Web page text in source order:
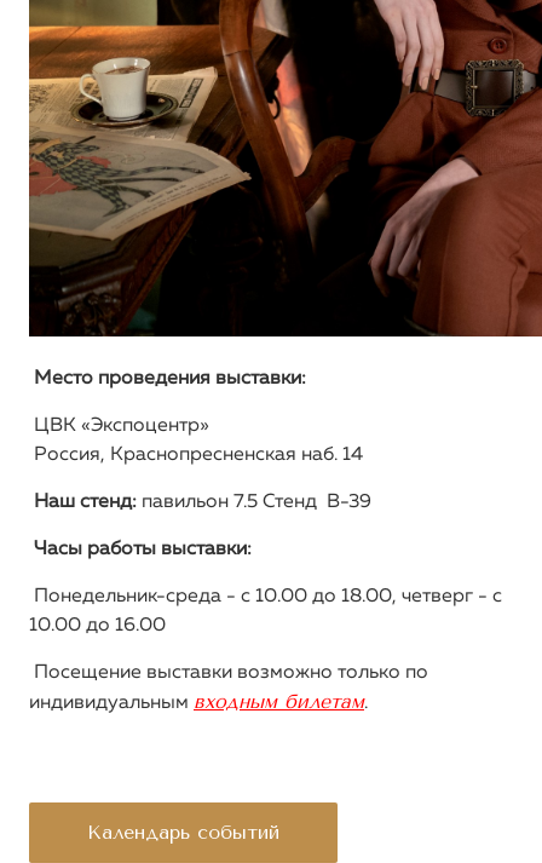
Место проведения выставки:
ЦВК «Экспоцентр»
Россия, Краснопресненская наб. 14
Наш стенд: павильон 7.5 Стенд B-39
Часы работы выставки:
Понедельник-среда - с 10.00 до 18.00, четверг - с
10.00 до 16.00
Посещение выставки возможно только по
индивидуальным входным билетам.
Календарь событий